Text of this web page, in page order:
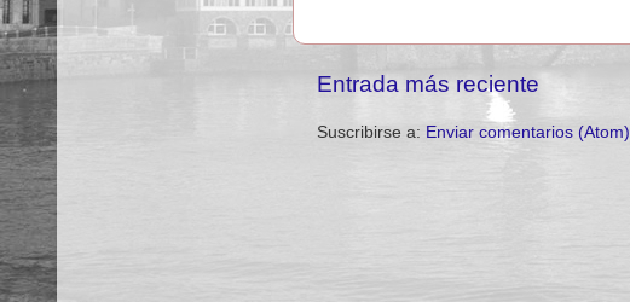
Entrada más reciente
Suscribirse a: Enviar comentarios (Atom)